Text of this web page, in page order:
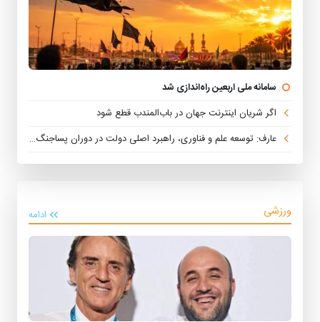
سامانه ملی اربعین راه‌اندازی شد
اگر شریان اینترنت جهان در باب‌المندب قطع شود
عارف: توسعه علم و فناوری، راهبرد اصلی دولت در دوران پساجنگ است
ورزشی ادامه